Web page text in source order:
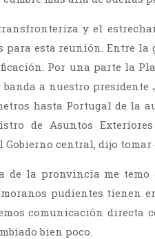
y el
para esta reunión. Entre la
Por una parte la
a nuestro
hasta Portugal de la
de Asuntos
Gobierno central, dijo
de la pronvincia me
pudientes tienen
comunicación directa
bien poco.